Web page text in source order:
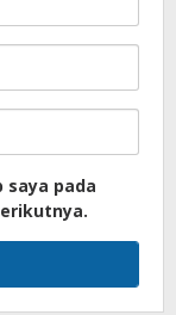
saya pada